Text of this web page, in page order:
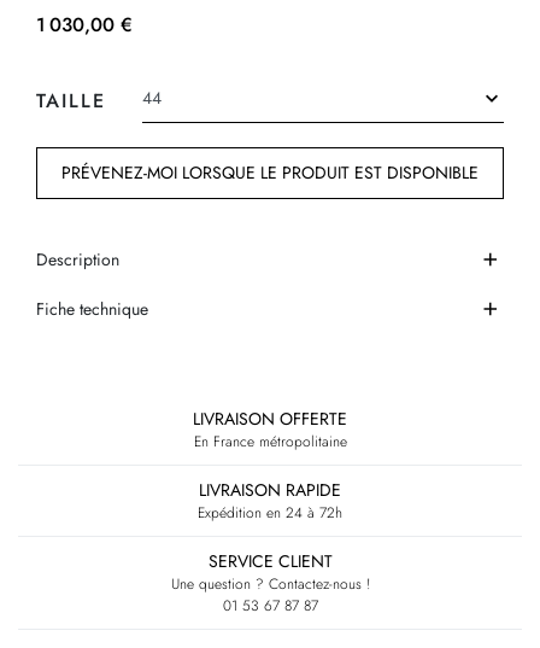
1 030,00 €
TAILLE
PRÉVENEZ-MOI LORSQUE LE PRODUIT EST DISPONIBLE
Description
Fiche technique
LIVRAISON OFFERTE
En France métropolitaine
LIVRAISON RAPIDE
Expédition en 24 à 72h
SERVICE CLIENT
Une question ? Contactez-nous !
01 53 67 87 87